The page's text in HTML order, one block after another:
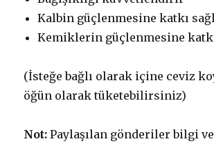
Kalbin güçlenmesine katkı
Kemiklerin güçlenmesine
(İsteğe bağlı olarak içine ceviz
öğün olarak tüketebilirsiniz)
Not: Paylaşılan gönderiler bilgi